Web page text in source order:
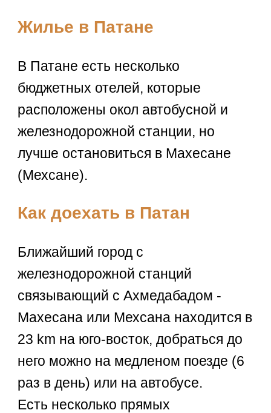
Жилье в Патане
В Патане есть несколько
бюджетных отелей, которые
расположены окол автобусной и
железнодорожной станции, но
лучше остановиться в Махесане
(Мехсане).
Как доехать в Патан
Ближайший город с
железнодорожной станций
связывающий с Ахмедабадом -
Махесана или Мехсана находится в
23 km на юго-восток, добраться до
него можно на медленом поезде (6
раз в день) или на автобусе.
Есть несколько прямых